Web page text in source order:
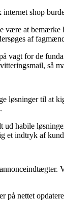
shop
være at
af
vagt for de
så
løsninger til at
ud habile
et indtryk af
på nettet